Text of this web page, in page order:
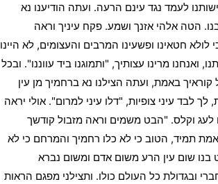
לעמד נגד עינם הרעה. ועתה הודיענו נא
הטה אלהי אזנך ושמע. פקח עיניך וראה
לולא חטאינו ופשעינו המרבים והעצומים, לא היינו
מרינו עצותיך, "ותמוגנו ביד עווננו". ובכל
באמת, ועתה הצילנו נא ברחמיך מן עין
לבד עיני צופיות, "דלו עיני למרום". אולי יראה
לעג וקלס. "הבט משמים וראה מזבול קודשך
תמיד, הטוב כי לא כלו רחמיך והמרחם כי לא
בנו שום עין הרע משום אדם ומשום נברא
ובגדולת כל העולם כולו. ותצילני מפגם הראות